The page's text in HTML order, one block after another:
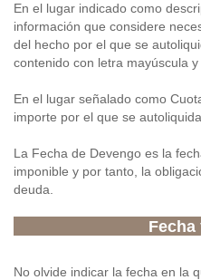
En el lugar indicado como
información que considere
del hecho por el que se
contenido con letra mayúscula y
En el lugar señalado como
importe por el que se autoliquida.
La Fecha de Devengo es la
imponible y por tanto, la
deuda.
Fecha
No olvide indicar la fecha en la